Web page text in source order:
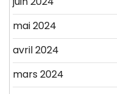
mai 2024
avril 2024
mars 2024